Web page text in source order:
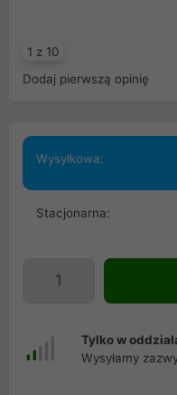
1 z 10
Dodaj pierwszą opinię
Wysyłkowa:
Stacjonarna:
Tylko w
Wysyłamy